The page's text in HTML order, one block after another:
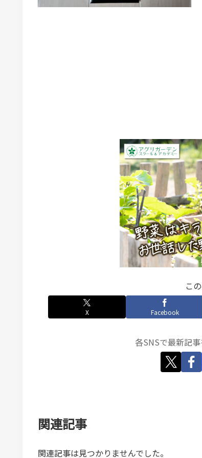
こ
X Facebook
各SNSで最新記
関連記事
関連記事は見つかりませんでした。